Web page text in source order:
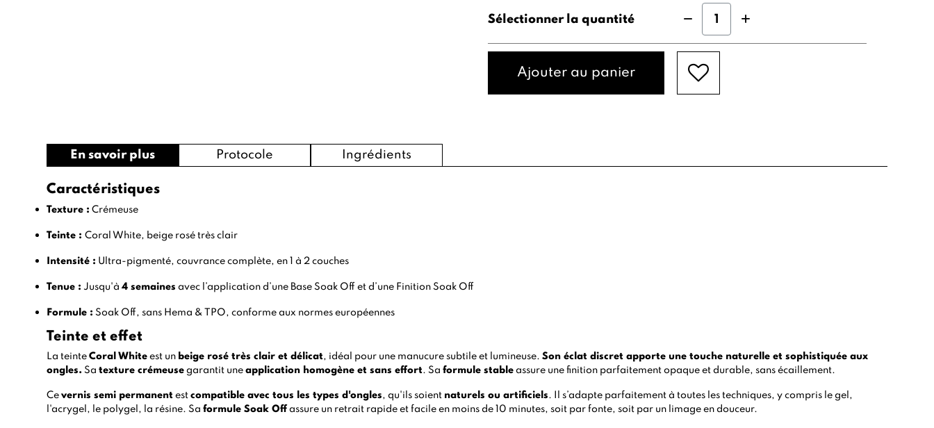
Sélectionner la quantité
Ajouter au panier
En savoir plus Protocole Ingrédients
Caractéristiques
Texture : Crémeuse
Teinte :Coral White, beige rosé très clair
Intensité : Ultra-pigmenté, couvrance complète, en 1 à 2 couches
Tenue : Jusqu'à4 semaines avec l’application d’une Base Soak Off et d’une Finition Soak Off
Formule : Soak Off, sans Hema & TPO, conforme aux normes européennes
Teinte et effet
La teinteCoral White est un beige rosé très clair et délicat, idéal pour une manucure subtile et lumineuse.Son éclat discret apporte une touche naturelle et sophistiquée aux
ongles. Satexture crémeuse garantit uneapplication homogène et sans effort. Saformule stable assure une finition parfaitement opaque et durable, sans écaillement.
Cevernis semi permanent estcompatible avec tous les types d'ongles, qu'ils soient naturels ou artificiels. Il s’adapte parfaitement à toutes les techniques, y compris legel ,
l'acrygel , le polygel , la résine. Saformule Soak Off assure un retrait rapide et facile en moins de 10 minutes, soit par fonte, soit par un limage en douceur.